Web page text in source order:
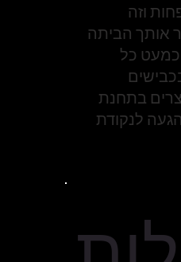
וזה
אותך הביתה
כל
בתחנת
לנקודת